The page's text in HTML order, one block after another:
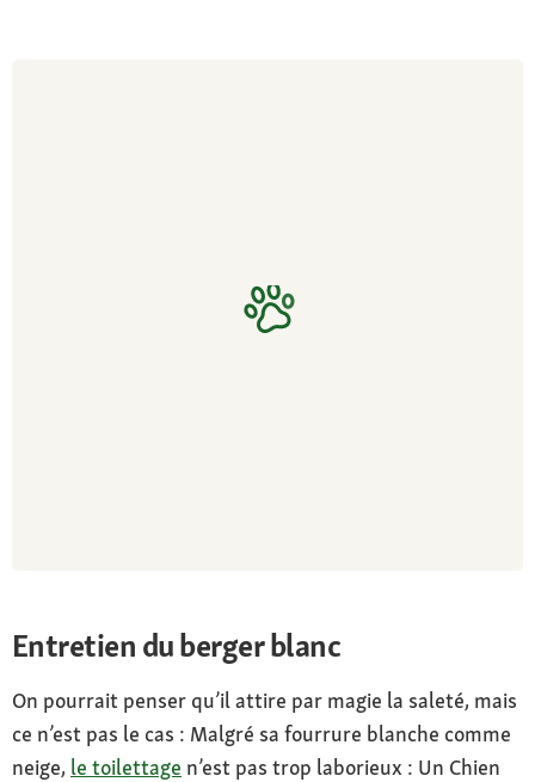
Entretien du berger blanc
On pourrait penser qu’il attire par magie la saleté, mais
ce n’est pas le cas : Malgré sa fourrure blanche comme
neige, le toilettage n’est pas trop laborieux : Un Chien